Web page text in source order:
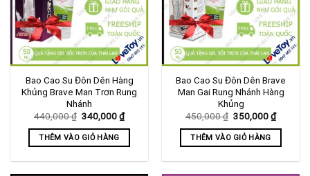
Bao Cao Su Đôn Dên Hàng
Khủng Brave Man Trơn Rung
Nhánh
440,000₫ Giá
là:
440,000 ₫.
340,000₫Giá
hiện
tại
THÊM VÀO GIỎ HÀNG
Bao Cao Su Đôn Dên Brave
Man Gai Rung Nhánh Hàng
Khủng
450,000₫ Giá
là:
450,000 ₫.
350,000₫Giá
hiện
tại
THÊM VÀO GIỎ HÀNG